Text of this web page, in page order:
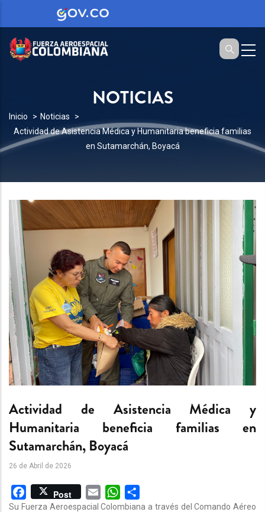
NOTICIAS
SOBRESCRIBIR
ENLACES
DE
A
LA
NAVEGACIÓN
Inicio
Noticias
Actividad de Asistencia Médica y Humanitaria beneficia familias
en Sutamarchán, Boyacá
Actividad de Asistencia Médica y
Humanitaria beneficia familias en
Sutamarchán, Boyacá
26 de Abril de 2026
Facebook
Post Email WhatsApp
Su Fuerza Aeroespacial Colombiana a través del Comando Aéreo